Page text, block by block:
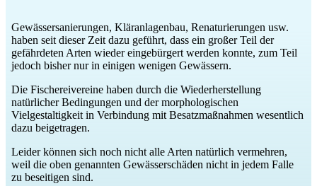
Gewässersanierungen, Kläranlagenbau, Renaturierungen usw.
haben seit dieser Zeit dazu geführt, dass ein großer Teil der
gefährdeten Arten wieder eingebürgert werden konnte, zum Teil
jedoch bisher nur in einigen wenigen Gewässern.
Die Fischereivereine haben durch die Wiederherstellung
natürlicher Bedingungen und der morphologischen
Vielgestaltigkeit in Verbindung mit Besatzmaßnahmen wesentlich
dazu beigetragen.
Leider können sich noch nicht alle Arten natürlich vermehren,
weil die oben genannten Gewässerschäden nicht in jedem Falle
zu beseitigen sind.